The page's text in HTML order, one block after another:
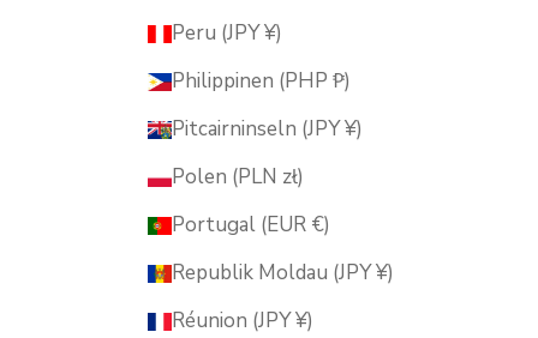
Peru (JPY ¥)
Philippinen (PHP ₱)
Pitcairninseln (JPY ¥)
Polen (PLN zł)
Portugal (EUR €)
Republik Moldau (JPY ¥)
Réunion (JPY ¥)